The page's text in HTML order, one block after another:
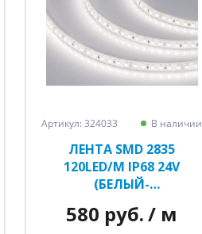
Артикул: 324033 В наличии
ЛЕНТА SMD 2835
120LED/M IP68 24V
(БЕЛЫЙ-
580 руб./ м